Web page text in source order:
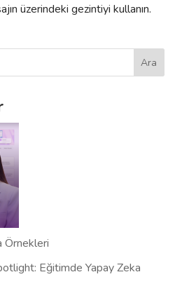
üzerindeki gezintiyi kullanın.
Ara
Örnekleri
Eğitimde Yapay Zeka